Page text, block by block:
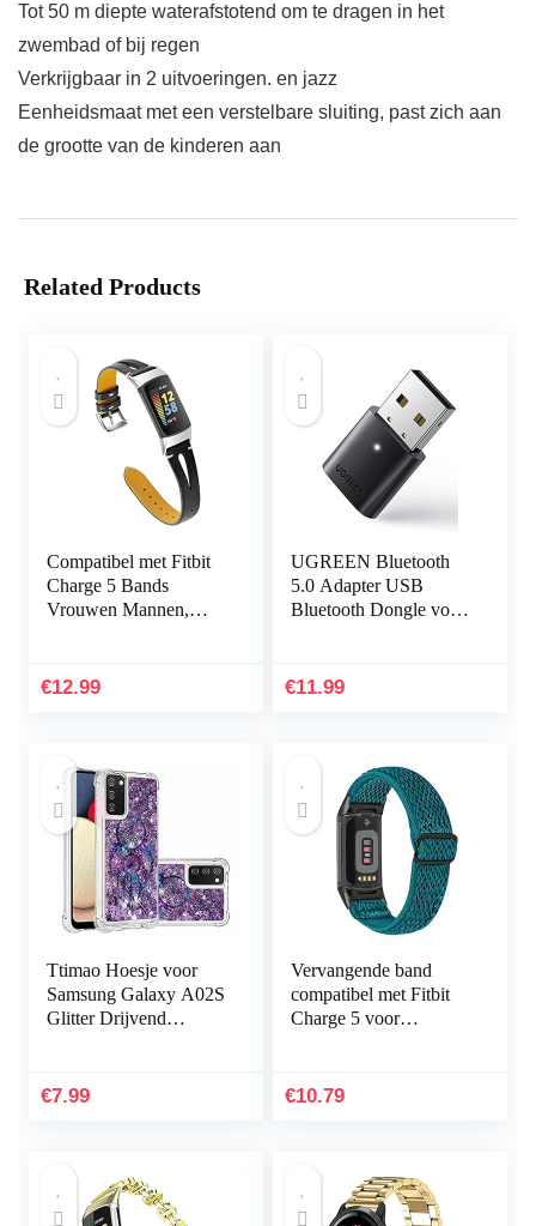
Tot 50 m diepte waterafstotend om te dragen in het
zwembad of bij regen
Verkrijgbaar in 2 uitvoeringen. en jazz
Eenheidsmaat met een verstelbare sluiting, past zich aan
de grootte van de kinderen aan
Related Products
Compatibel met Fitbit
Charge 5 Bands
Vrouwen Mannen,
Horlogeband
€12.99
UGREEN Bluetooth
5.0 Adapter USB
Bluetooth Dongle voor
Compatibel met
€11.99
Ttimao Hoesje voor
Samsung Galaxy A02S
Glitter Drijvend
Transparant Zacht
€7.99
Vervangende band
compatibel met Fitbit
Charge 5 voor
elastische elastische
€10.79